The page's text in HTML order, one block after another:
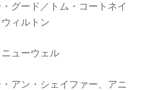
グード／トム・コートネイ
ィルトン
ューウェル
アン・シェイファー、アニ